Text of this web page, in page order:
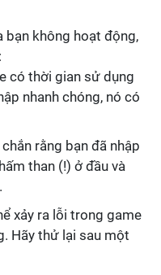
bạn không hoạt động,
có thời gian sử dụng
nhanh chóng, nó có
rằng bạn đã nhập
than (!) ở đầu và
xảy ra lỗi trong game
Hãy thử lại sau một